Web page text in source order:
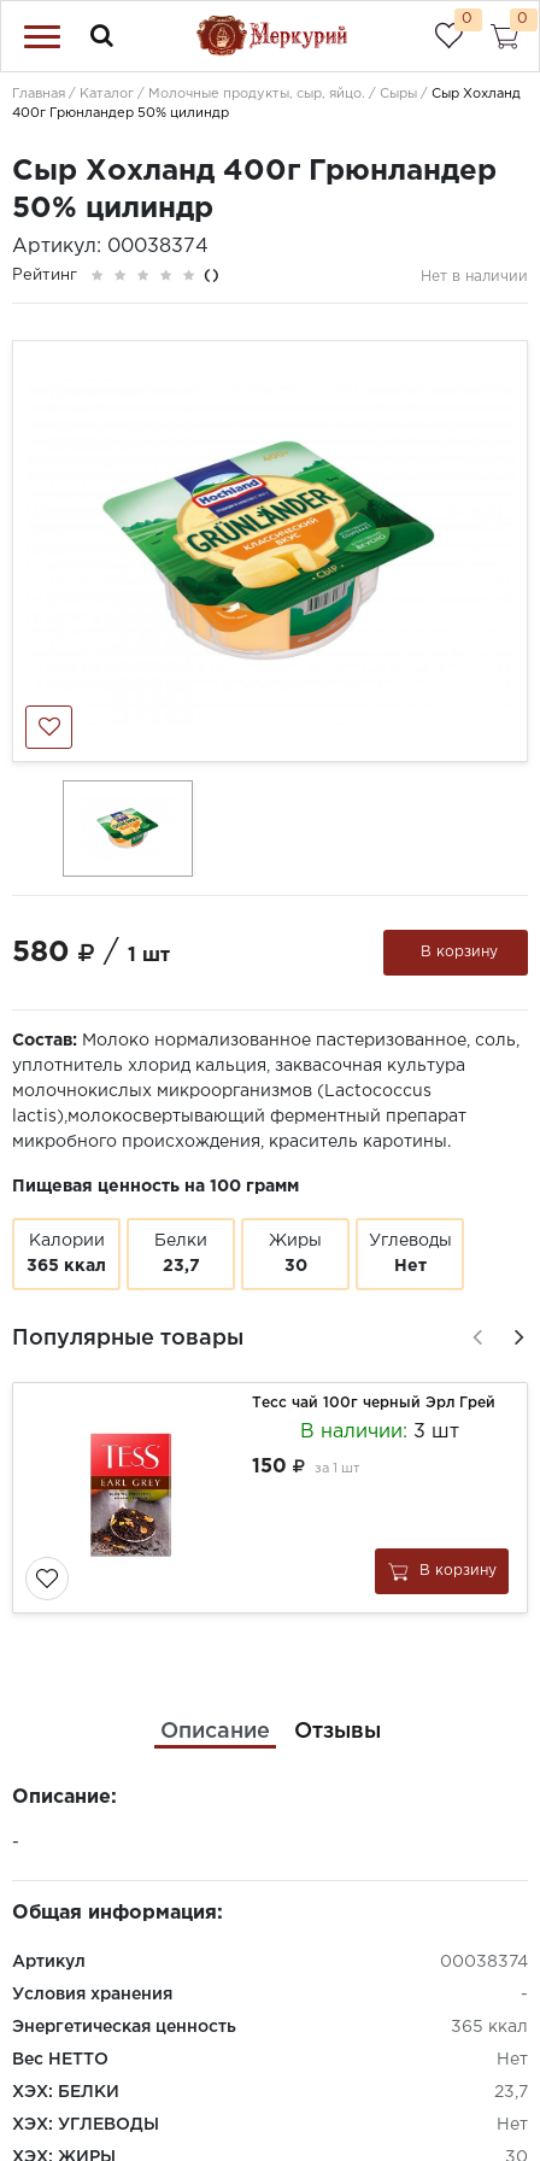
0 0
Главная Каталог Молочные продукты, сыр, яйцо. Сыры
Сыр Хохланд
400г Грюнландер 50% цилиндр
Сыр Хохланд 400г Грюнландер
50% цилиндр
Артикул: 00038374
Рейтинг () Нет в наличии
580 / 1 шт В корзину
Состав: Молоко нормализованное пастеризованное, соль,
уплотнитель хлорид кальция, заквасочная культура
молочнокислых микроорганизмов (Lactococcus
lactis),молокосвертывающий ферментный препарат
микробного происхождения, краситель каротины.
Пищевая ценность на 100 грамм
Калории
365 ккал
Белки
23,7
Жиры
30
Углеводы
Нет
Популярные товары
Тесс чай 100г черный Эрл Грей
В наличии: 3 шт
150
за 1 шт
В корзину
Описание Отзывы
Описание:
-
Общая информация:
Артикул 00038374
Условия хранения -
Энергетическая ценность 365 ккал
Вес НЕТТО Нет
ХЭХ: БЕЛКИ 23,7
ХЭХ: УГЛЕВОДЫ Нет
ХЭХ: ЖИРЫ 30